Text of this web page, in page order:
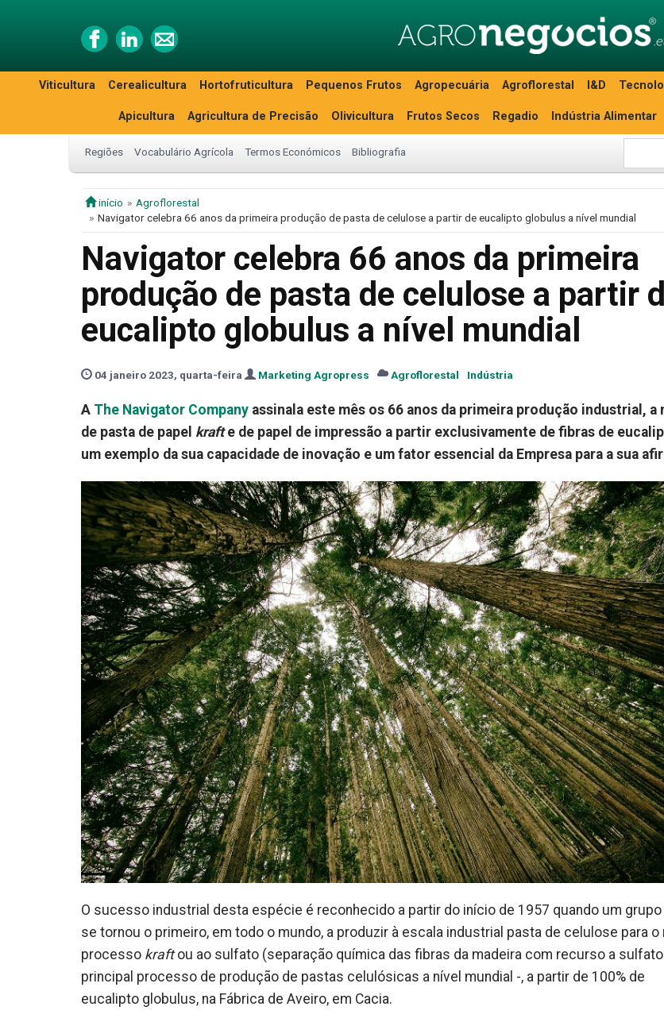
Viticultura Cerealicultura Hortofruticultura Pequenos Frutos Agropecuária Agroflorestal I&D
Apicultura Agricultura de Precisão Olivicultura Frutos Secos Regadio Indústria Alimentar
Regiões Vocabulário Agrícola Termos Económicos Bibliografia
início
Agroflorestal
Navigator celebra 66 anos da primeira produção de pasta de celulose a partir de eucalipto globulus a nível mundial
Navigator celebra 66 anos da primeira
produção de pasta de celulose a partir
eucalipto globulus a nível mundial
04 janeiro 2023, quarta-feira Marketing Agropress Agroflorestal Indústria
A The Navigator Company assinala este mês os 66 anos da primeira produção industrial, a
de pasta de papel krafte de papel de impressão a partir exclusivamente de fibras de
um exemplo da sua capacidade de inovação e um fator essencial da Empresa para a sua
O sucesso industrial desta espécie é reconhecido a partir do início de 1957 quando um
se tornou o primeiro, em todo o mundo, a produzir à escala industrial pasta de celulose para
processo kraftou ao sulfato (separação química das fibras da madeira com recurso a
principal processo de produção de pastas celulósicas a nível mundial -, a partir de 100% de
eucalipto globulus, na Fábrica de Aveiro, em Cacia.